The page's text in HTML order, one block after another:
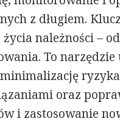
z długiem.
życia należności –
To
minimalizację
oraz
i zastosowanie